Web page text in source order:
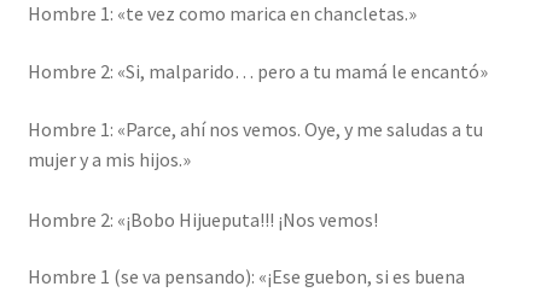
Hombre 1: «te vez como marica en chancletas.»
Hombre 2: «Si, malparido… pero a tu mamá le encantó»
Hombre 1: «Parce, ahí nos vemos. Oye, y me saludas a tu
mujer y a mis hijos.»
Hombre 2: «¡Bobo Hijueputa!!! ¡Nos vemos!
Hombre 1 (se va pensando): «¡Ese guebon, si es buena